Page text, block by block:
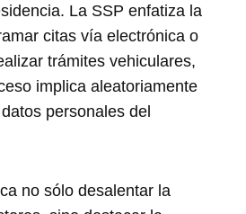
La SSP enfatiza la
citas vía electrónica o
trámites vehiculares,
implica aleatoriamente
personales del
no sólo desalentar la